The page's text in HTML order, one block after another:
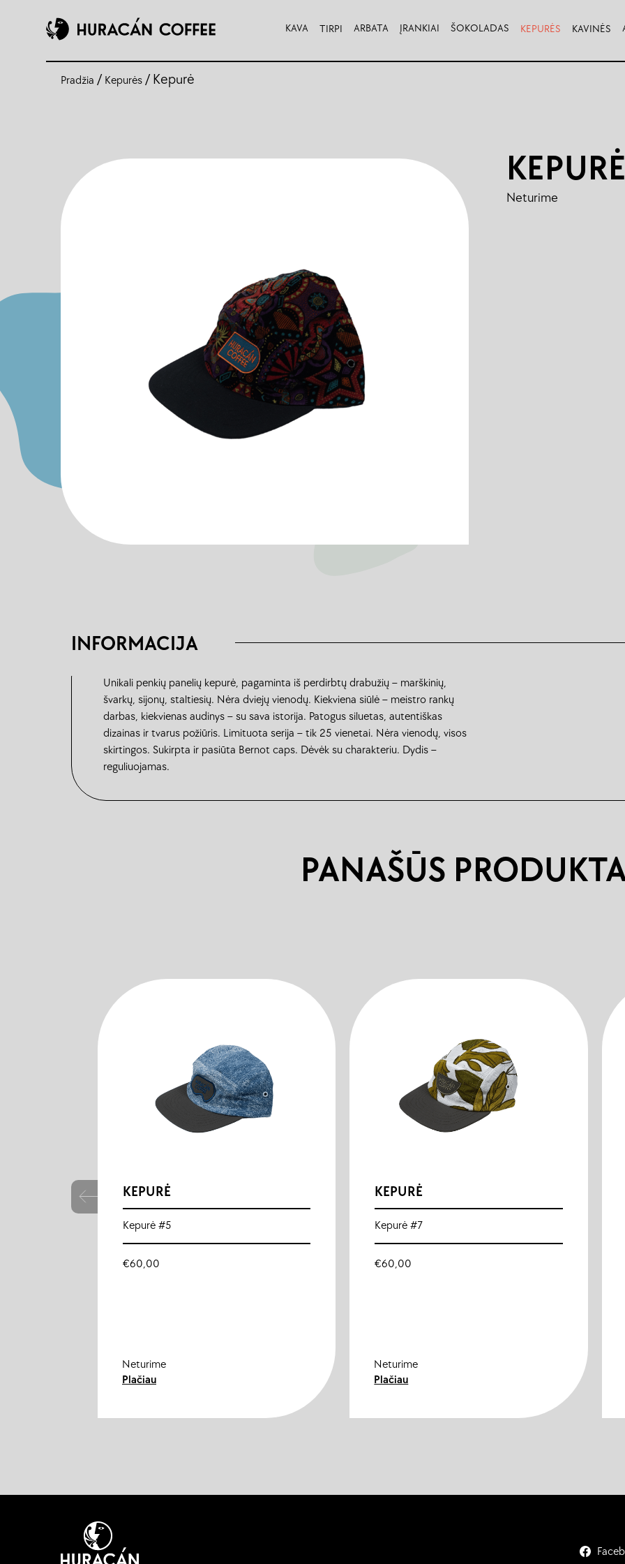
KAVA TIRPI ARBATA ĮRANKIAI ŠOKOLADAS KEPURĖS KAVINĖS
Pradžia / Kepurės / Kepurė
Neturime
INFORMACIJA
Unikali penkių panelių kepurė, pagaminta iš perdirbtų drabužių – marškinių,
švarkų, sijonų, staltiesių. Nėra dviejų vienodų. Kiekviena siūlė – meistro rankų
darbas, kiekvienas audinys – su sava istorija. Patogus siluetas, autentiškas
dizainas ir tvarus požiūris. Limituota serija – tik 25 vienetai. Nėra vienodų, visos
skirtingos. Sukirpta ir pasiūta Bernot caps. Dėvėk su charakteriu. Dydis –
reguliuojamas.
PANAŠŪS
KEPURĖ
Kepurė #5
€60,00
Neturime
Plačiau
KEPURĖ
Kepurė #7
€60,00
Neturime
Plačiau